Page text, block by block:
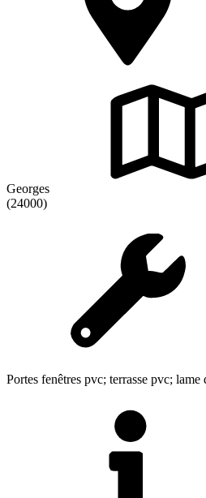
Georges
(24000)
Portes fenêtres pvc; terrasse pvc; lame